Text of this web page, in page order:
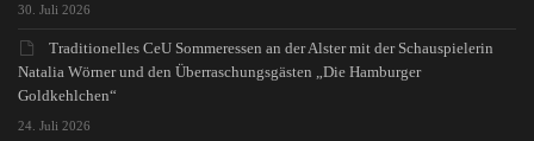
30. Juli 2026
Traditionelles CeU Sommeressen an der Alster mit der Schauspielerin
Natalia Wörner und den Überraschungsgästen „Die Hamburger
Goldkehlchen“
24. Juli 2026